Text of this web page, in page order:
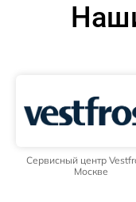
Сервисный центр
Москве